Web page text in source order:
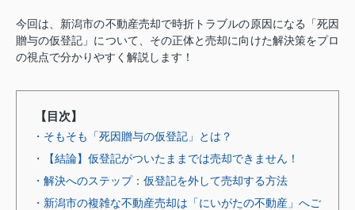
今回は、新潟市の不動産売却で時折トラブルの原因になる「死因
贈与の仮登記」について、その正体と売却に向けた解決策をプロ
の視点で分かりやすく解説します！
【目次】
・そもそも「死因贈与の仮登記」とは？
・【結論】仮登記がついたままでは売却できません！
・解決へのステップ：仮登記を外して売却する方法
・新潟市の複雑な不動産売却は「にいがたの不動産」へご